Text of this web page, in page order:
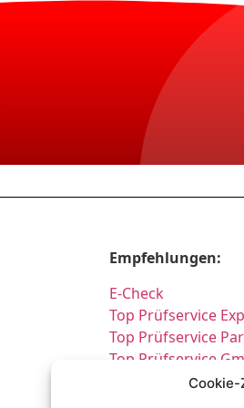
Empfehlungen:
E-Check
Top Prüfservice
Top Prüfservice
Top Prüfservice
Prüfung DGUV3